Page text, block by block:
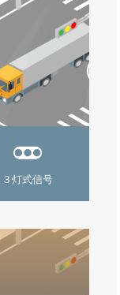
３灯式信号